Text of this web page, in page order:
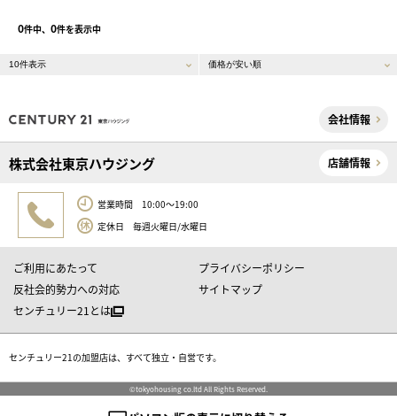
0件中、 0件を表示中
会社情報
株式会社東京ハウジング 店舗情報
営業時間 10:00～19:00
定休日 毎週火曜日/水曜日
ご利用にあたって
プライバシーポリシー
反社会的勢力への対応
サイトマップ
センチュリー21とは
センチュリー21の加盟店は、すべて独立・自営です。
©tokyohousing co.ltd All Rights Reserved.